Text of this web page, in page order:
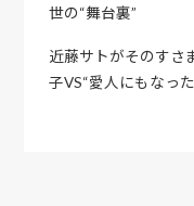
世の“舞台裏”
近藤サトがそのすさ
子VS“愛人にもなっ